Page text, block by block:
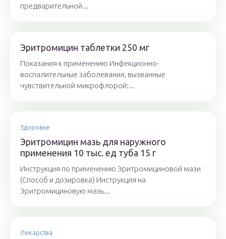
предварительной...
Эритромицин таблетки 250 мг
Показания к применению Инфекционно-
воспалительные заболевания, вызванные
чувствительной микрофлорой:...
Здоровье
Эритромицин мазь для наружного
применения 10 тыс. ед туба 15 г
Инструкция по применению Эритромициновой мази
(Способ и дозировка) Инструкция на
Эритромициновую мазь...
Лекарства